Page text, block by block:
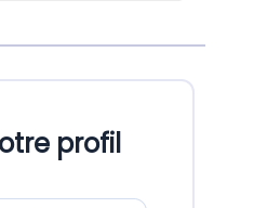
profil